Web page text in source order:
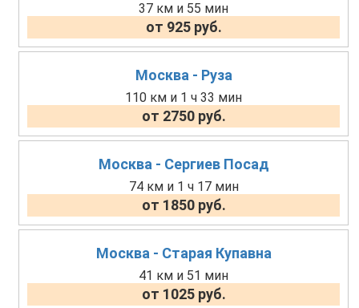
37 км и 55 мин
от 925 руб.
Москва - Руза
110 км и 1 ч 33 мин
от 2750 руб.
Москва - Сергиев Посад
74 км и 1 ч 17 мин
от 1850 руб.
Москва - Старая Купавна
41 км и 51 мин
от 1025 руб.